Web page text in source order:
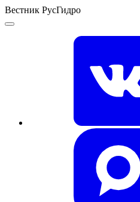
Вестник РусГидро